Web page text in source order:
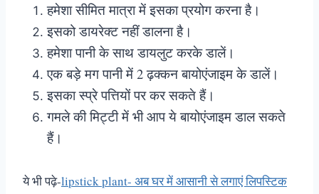
हमेशा सीमित मात्रा में इसका प्रयोग करना है।
इसको डायरेक्ट नहीं डालना है।
हमेशा पानी के साथ डायलुट करके डालें।
एक बड़े मग पानी में 2 ढ़क्कन बायोएंजाइम के डालें।
इसका स्प्रे पत्तियों पर कर सकते हैं।
गमले की मिट्टी में भी आप ये बायोएंजाइम डाल सकते
हैं।
ये भी पढ़े-lipstick plant- अब घर में आसानी से लगाएं लिपस्टिक